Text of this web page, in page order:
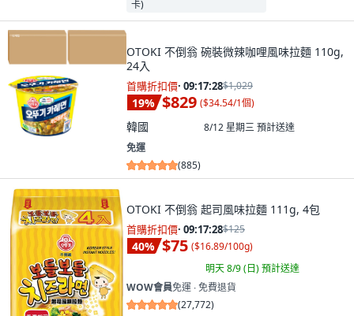
OTOKI 不倒翁 碗裝微辣咖哩風味拉麵 110g,
24入
首購折扣價· 09:17:26$1,029
19% $829 ($34.54/1個)
韓國 8/12 星期三預計送達
免運
(885)
OTOKI 不倒翁 起司風味拉麵 111g, 4包
首購折扣價· 09:17:26$125
40% $75 ($16.89/100g)
明天 8/9 (日)預計送達
WOW會員免運 ∙ 免費退貨
(27,772)